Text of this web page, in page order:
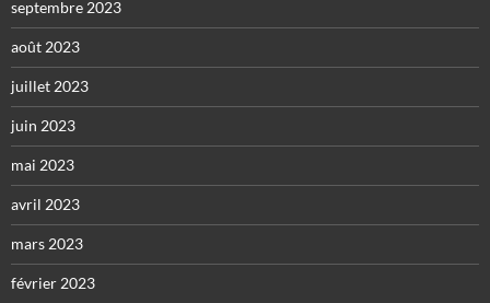
septembre 2023
août 2023
juillet 2023
juin 2023
mai 2023
avril 2023
mars 2023
février 2023